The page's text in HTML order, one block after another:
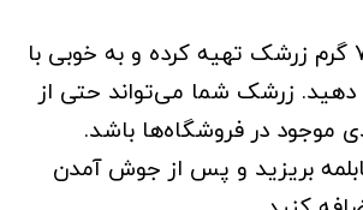
در ابتدا حدود ۷۰۰ گرم زرشک تهیه کرده و به خوبی با
زرشک شما می‌تواند حتی از
موجود در فروشگاه‌ها باشد.
بریزید و پس از جوش آمدن